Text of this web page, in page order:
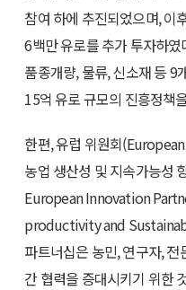
참여 하에 추진되었으며, 이
6백만 유로를 추가 투자하
품종개량, 물류, 신소재 등 9
15억 유로 규모의 진흥정책
한편, 유럽 위원회
농업 생산성 및 지속가능성
European Innovation
productivity and
파트너십은 농민, 연구자,
간 협력을 증대시키기 위한